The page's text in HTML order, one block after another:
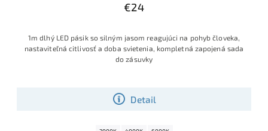
€24
Detail
1m dlhý LED pásik so silným jasom reagujúci na pohyb človeka,
nastaviteľná citlivosť a doba svietenia, kompletná zapojená sada
do zásuvky